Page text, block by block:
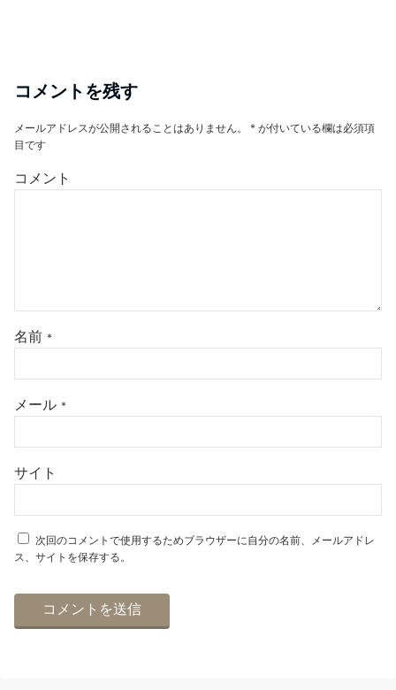
コメントを残す
メールアドレスが公開されることはありません。 * が付いている欄は必須項
目です
コメント
名前 *
メール *
サイト
次回のコメントで使用するためブラウザーに自分の名前、メールアドレ
ス、サイトを保存する。